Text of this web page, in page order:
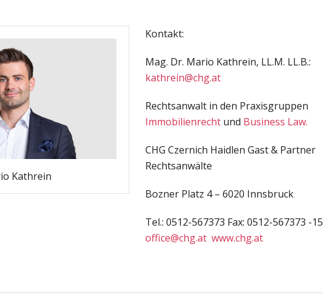
Kathrein
Kontakt:
Mag. Dr. Mario Kathrein, LL.M. LL.B.:
kathrein@chg.at
Rechtsanwalt in den Praxisgruppen
Immobilienrecht und Business Law.
CHG Czernich Haidlen Gast & Partner
Rechtsanwälte
Bozner Platz 4 – 6020 Innsbruck
Tel.: 0512-567373 Fax: 0512-567373 -15
office@chg.at www.chg.at